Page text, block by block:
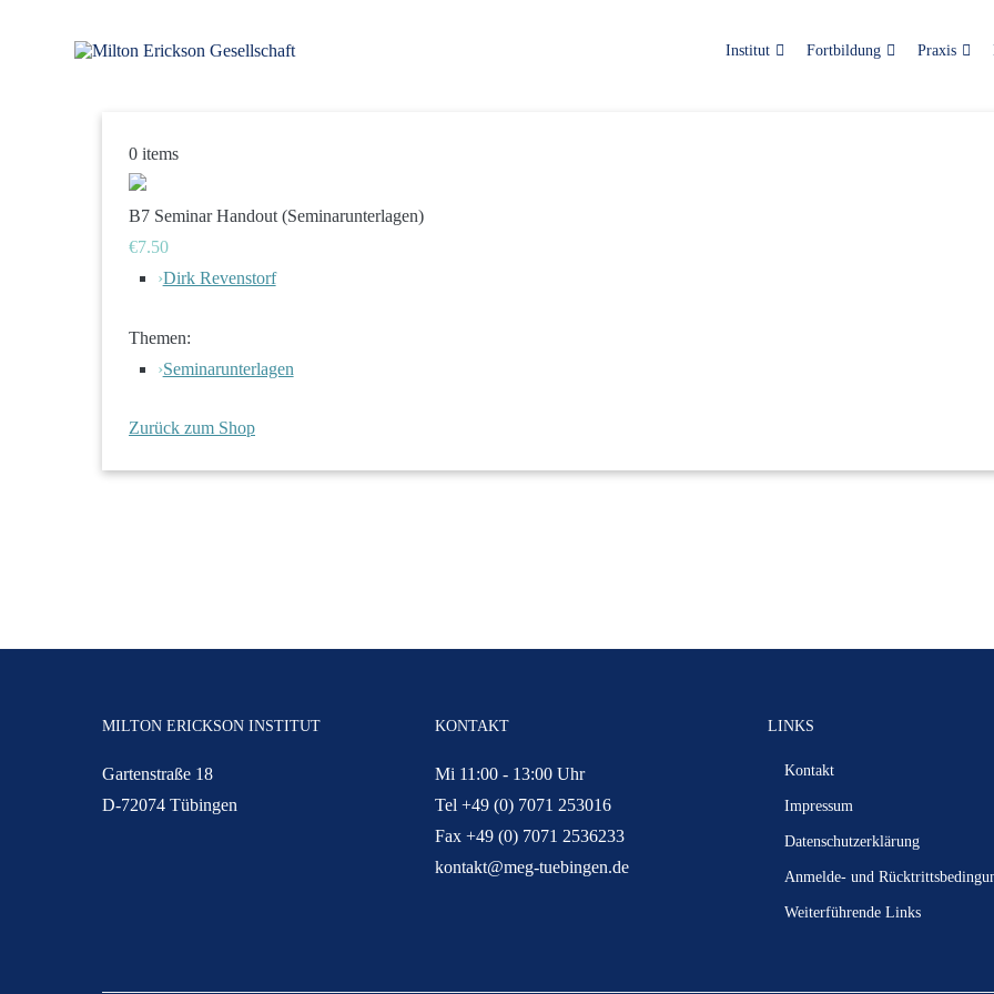
Institut Fortbildung Praxis
0 items
B7 Seminar Handout (Seminarunterlagen)
€7.50
›Dirk Revenstorf
Themen:
›Seminarunterlagen
Zurück zum Shop
MILTON ERICKSON INSTITUT
Gartenstraße 18
D-72074 Tübingen
KONTAKT
Mi 11:00 - 13:00 Uhr
Tel +49 (0) 7071 253016
Fax +49 (0) 7071 2536233
kontakt@meg-tuebingen.de
LINKS
Kontakt
Impressum
Datenschutzerklärung
Anmelde- und
Weiterführende Links